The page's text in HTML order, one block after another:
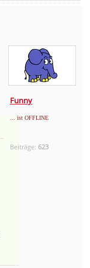
Funny
... ist OFFLINE
Beiträge:623